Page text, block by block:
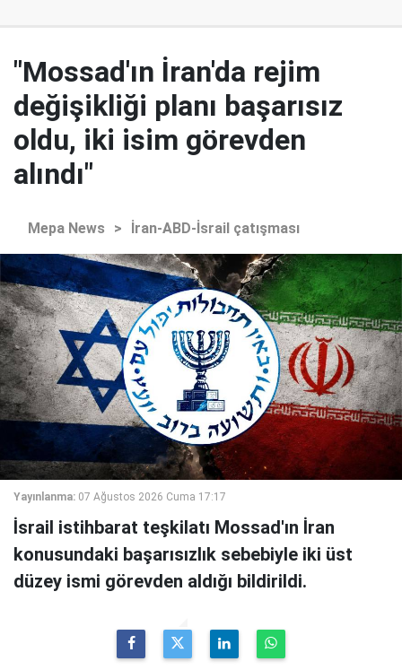
"Mossad'ın İran'da rejim
değişikliği planı başarısız
oldu, iki isim görevden
alındı"
Mepa News > İran-ABD-İsrail çatışması
Yayınlanma: 07 Ağustos 2026 Cuma 17:17
İsrail istihbarat teşkilatı Mossad'ın İran
konusundaki başarısızlık sebebiyle iki üst
düzey ismi görevden aldığı bildirildi.